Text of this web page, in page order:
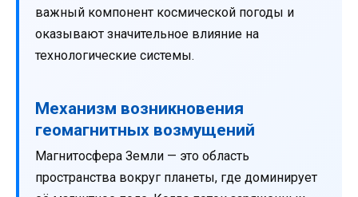
важный компонент космической погоды и
оказывают значительное влияние на
технологические системы.
Механизм возникновения
геомагнитных возмущений
Магнитосфера Земли — это область
пространства вокруг планеты, где доминирует